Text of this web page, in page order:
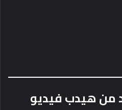
من هيدب فيديو